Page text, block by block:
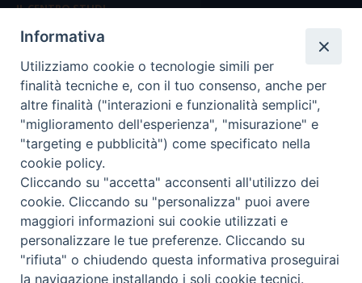
IL CENTRO STUDI
La nostra storia
Statuto
Presidenza e ufficio presidenza
Consiglio scientifico
Coordinamento nazionale
COPYRIGHT Scienza & Vita - C.F96600690588- Tutti i
Informativa
Utilizziamo cookie o tecnologie simili per
finalità tecniche e, con il tuo consenso, anche per
altre finalità ("interazioni e funzionalità semplici",
"miglioramento dell'esperienza", "misurazione" e
"targeting e pubblicità") come specificato nella
cookie policy.
Cliccando su "accetta" acconsenti all'utilizzo dei
cookie. Cliccando su "personalizza" puoi avere
maggiori informazioni sui cookie utilizzati e
personalizzare le tue preferenze. Cliccando su
"rifiuta" o chiudendo questa informativa proseguirai
la navigazione installando i soli cookie tecnici.